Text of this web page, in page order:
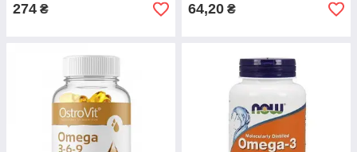
274 ₴ 64,20 ₴